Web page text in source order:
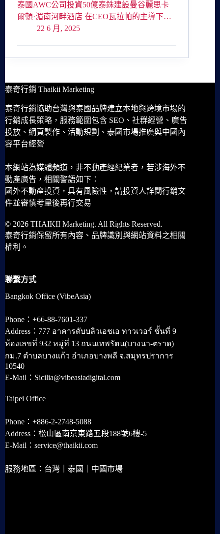
泰國AWC公司投資50億泰銖建設曼谷麗思卡
爾頓·湄南河畔酒店 在CEO瓦拉帕的主導下…
22 6 月, 2025
泰奇行銷 Thaikii Marketing
泰奇行銷協助台灣與泰國品牌建立本地與跨境市場的
行銷成長策略，服務範圍包含 SEO、社群經營、廣告
投放、網頁製作、活動規劃、泰國市場推廣與中國內
容平台經營
本網站為媒體頻道，非不動產經紀業者，若涉海外不
動產廣告，相關警語如下：
國外不動產投資，具有風險性，請投資人詳閱行銷文
件並審慎考量後再行交易
© 2026 THAIKII Marketing. All Rights Reserved.
泰奇行銷保留所有內容、品牌識別與網站資料之相關
權利。
聯繫方式
Bangkok Office (VibeAsia)
Phone：+66-88-7601-337
Address：777 อาคารดับบลิวเอชเอ ทาวเวอร์ ชั้นที่ 9
ห้องเลขที่ 932 หมู่ที่ 13 ถนนเทพรัตน(บางนา-ตราด)
กม.7 ตำบลบางแก้ว อำเภอบางพลี จ.สมุทรปราการ
10540
E-Mail：Sicilia@vibeasiadigital.com
Taipei Office
Phone：+886-2-2748-5088
Address：松山區南京東路五段188號6樓-5
E-Mail：service@thaikii.com
服務地區：台灣｜泰國｜中國市場